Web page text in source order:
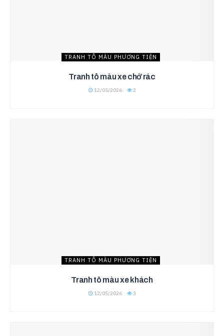
TRANH TÔ MÀU PHƯƠNG TIỆN
Tranh tô màu xe chở rác
12/05/2026 2
TRANH TÔ MÀU PHƯƠNG TIỆN
Tranh tô màu xe khách
12/05/2026 3